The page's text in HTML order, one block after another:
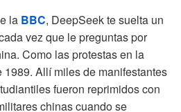
la BBC, DeepSeek te suelta un
vez que le preguntas por
Como las protestas en la
Allí miles de manifestantes
fueron reprimidos con
chinas cuando se